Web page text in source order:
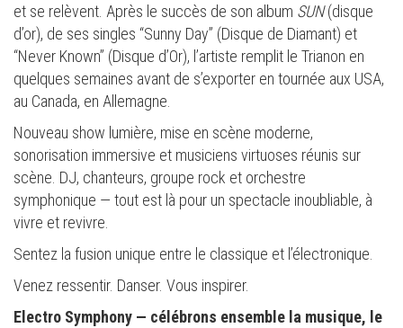
et se relèvent. Après le succès de son album SUN(disque
d’or), de ses singles “Sunny Day” (Disque de Diamant) et
“Never Known” (Disque d’Or), l’artiste remplit le Trianon en
quelques semaines avant de s’exporter en tournée aux USA,
au Canada, en Allemagne.
Nouveau show lumière, mise en scène moderne,
sonorisation immersive et musiciens virtuoses réunis sur
scène. DJ, chanteurs, groupe rock et orchestre
symphonique — tout est là pour un spectacle inoubliable, à
vivre et revivre.
Sentez la fusion unique entre le classique et l’électronique.
Venez ressentir. Danser. Vous inspirer.
Electro Symphony — célébrons ensemble la musique, le